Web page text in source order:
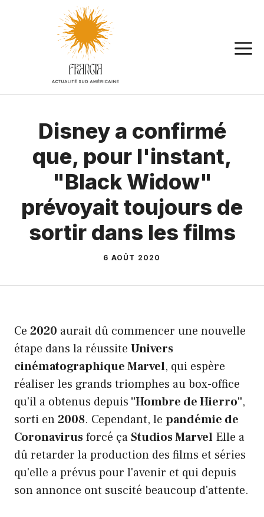
Disney a confirmé
que, pour l'instant,
"Black Widow"
prévoyait toujours de
sortir dans les films
6 AOÛT 2020
Ce 2020 aurait dû commencer une nouvelle
étape dans la réussite Univers
cinématographique Marvel, qui espère
réaliser les grands triomphes au box-office
qu'il a obtenus depuis "Hombre de Hierro",
sorti en2008. Cependant, le pandémie de
Coronavirusforcé ça Studios Marvel Elle a
dû retarder la production des films et séries
qu'elle a prévus pour l'avenir et qui depuis
son annonce ont suscité beaucoup d'attente.